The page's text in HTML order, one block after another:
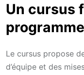
Un cursus
Le cursus propose
d’équipe et des